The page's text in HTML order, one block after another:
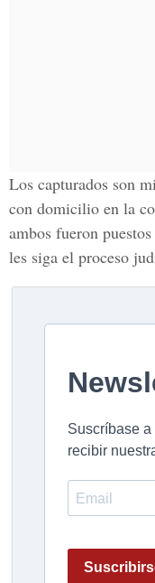
Los capturados son
con domicilio en la
ambos fueron
les siga el proceso